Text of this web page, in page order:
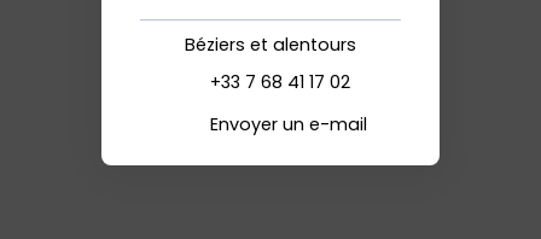
Béziers et alentours
+33 7 68 41 17 02
Envoyer un e-mail